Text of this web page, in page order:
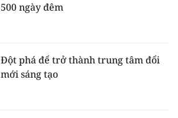
500 ngày đêm
Đột phá để trở thành trung tâm đổi
mới sáng tạo